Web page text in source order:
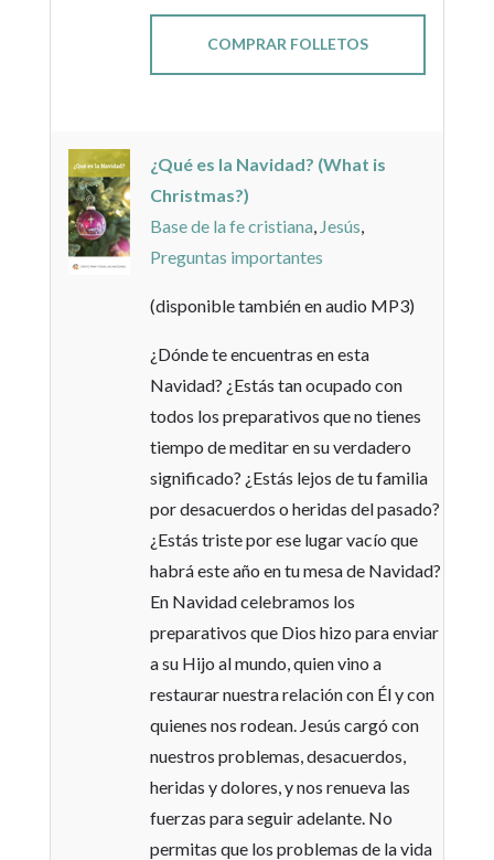
COMPRAR FOLLETOS
¿Qué es la Navidad? (What is
Christmas?)
Base de la fe cristiana, Jesús,
Preguntas importantes
(disponible también en audio MP3)
¿Dónde te encuentras en esta
Navidad? ¿Estás tan ocupado con
todos los preparativos que no tienes
tiempo de meditar en su verdadero
significado? ¿Estás lejos de tu familia
por desacuerdos o heridas del pasado?
¿Estás triste por ese lugar vacío que
habrá este año en tu mesa de Navidad?
En Navidad celebramos los
preparativos que Dios hizo para enviar
a su Hijo al mundo, quien vino a
restaurar nuestra relación con Él y con
quienes nos rodean. Jesús cargó con
nuestros problemas, desacuerdos,
heridas y dolores, y nos renueva las
fuerzas para seguir adelante. No
permitas que los problemas de la vida